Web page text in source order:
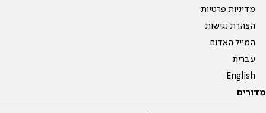
מדיניות פרטיות
הצהרת נגישות
המייל האדום
עברית
English
מדורים